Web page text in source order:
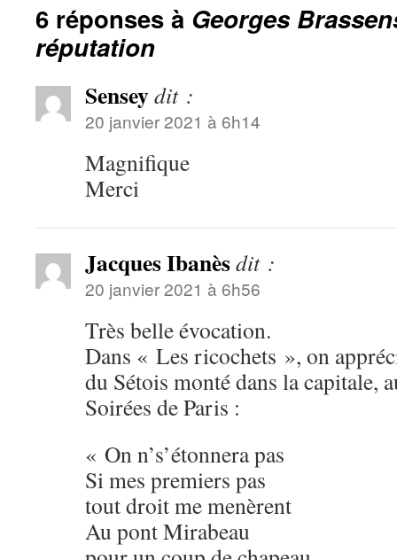
6 réponses à Georges
réputation
Senseydit :
20 janvier 2021 à 6h14
Magnifique
Merci
Jacques Ibanèsdit :
20 janvier 2021 à 6h56
Très belle évocation.
Dans « Les ricochets », on
du Sétois monté dans la capitale,
Soirées de Paris :
« On n’s’étonnera pas
Si mes premiers pas
tout droit me menèrent
Au pont Mirabeau